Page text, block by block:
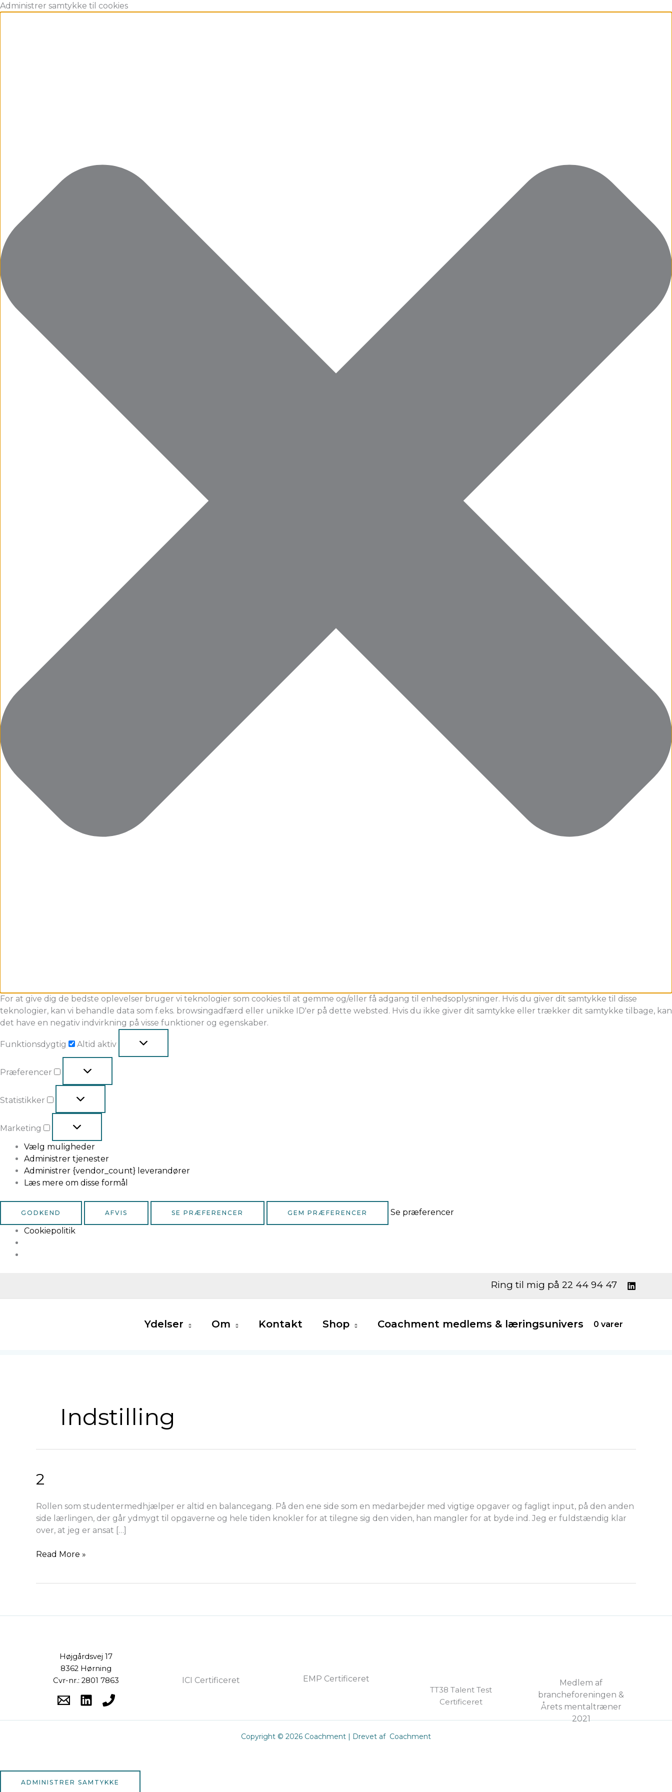
Administrer samtykke til cookies
For at give dig de bedste oplevelser bruger vi teknologier som cookies til at gemme og/eller få adgang til enhedsoplysninger. Hvis du giver dit samtykke til disse
teknologier, kan vi behandle data som f.eks. browsingadfærd eller unikke ID'er på dette websted. Hvis du ikke giver dit samtykke eller trækker dit samtykke tilbage, kan
det have en negativ indvirkning på visse funktioner og egenskaber.
Funktionsdygtig
Funktionsdygtig
Altid aktiv
Præferencer
Præferencer
Statistikker
Statistikker
Marketing
Marketing
Vælg muligheder
Administrer tjenester
Administrer {vendor_count} leverandører
Læs mere om disse formål
GODKEND AFVIS SE PRÆFERENCER GEM PRÆFERENCER
Se præferencer
Cookiepolitik
Gå
Ring til mig på 22 44 94 47
Ydelser Om Kontakt Shop Coachment medlems & læringsunivers 0 varer
Indstilling
2
Rollen som studentermedhjælper er altid en balancegang. På den ene side som en medarbejder med vigtige opgaver og fagligt input, på den anden
side lærlingen, der går ydmygt til opgaverne og hele tiden knokler for at tilegne sig den viden, han mangler for at byde ind. Jeg er fuldstændig klar
over, at jeg er ansat […]
2
Read More »
Højgårdsvej 17
8362 Hørning
Cvr-nr.: 2801 7863
ICI Certificeret
EMP Certificeret
TT38 Talent Test
Certificeret
Medlem af
brancheforeningen &
Årets mentaltræner
2021
Copyright © 2026 Coachment | Drevet af Coachment
ADMINISTRER SAMTYKKE